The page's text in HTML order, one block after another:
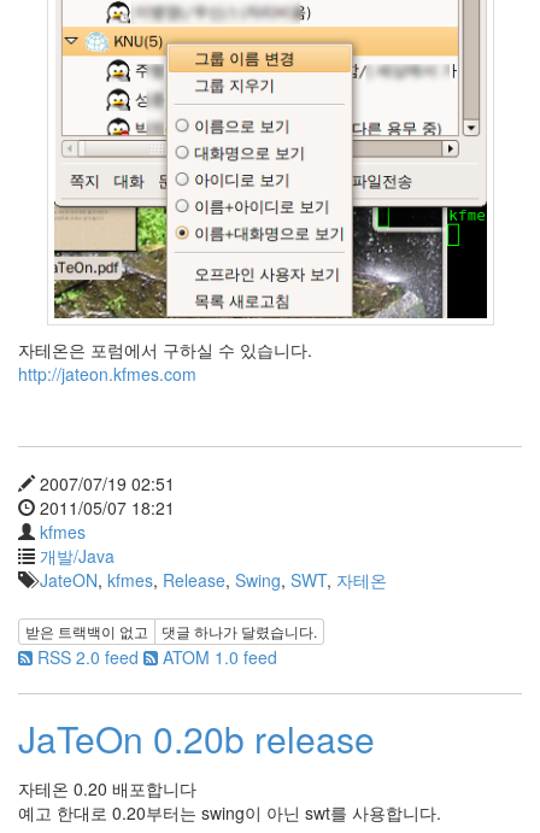
자테온은 포럼에서 구하실 수 있습니다.
http://jateon.kfmes.com
2007/07/19 02:51
2011/05/07 18:21
kfmes
개발/Java
JateON, kfmes, Release, Swing, SWT, 자테온
받은 트랙백이 없고 댓글 하나가 달렸습니다.
RSS 2.0 feed ATOM 1.0 feed
JaTeOn 0.20b release
자테온 0.20 배포합니다
예고 한대로 0.20부터는 swing이 아닌 swt를 사용합니다.
Notices
Categories
전
체
264
blog
40
미
25
9
음
악
코
드